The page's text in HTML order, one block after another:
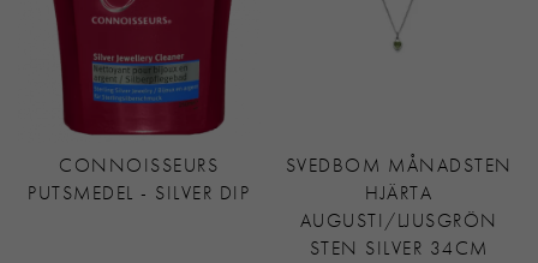
CONNOISSEURS
PUTSMEDEL - SILVER DIP
SVEDBOM MÅNADSTEN
HJÄRTA
AUGUSTI/LJUSGRÖN
STEN SILVER 34CM